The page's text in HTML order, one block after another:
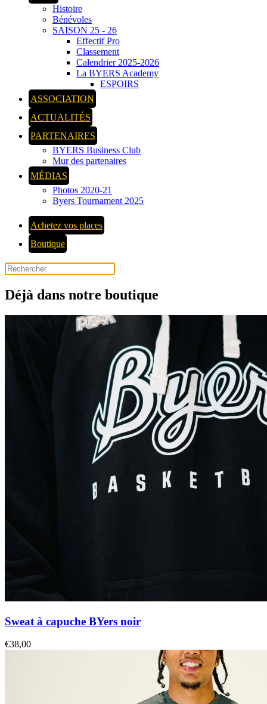
Histoire
Bénévoles
SAISON 25 - 26
Effectif Pro
Classement
Calendrier 2025-2026
La BYERS Academy
ESPOIRS
ASSOCIATION
ACTUALITÉS
PARTENAIRES
BYERS Business Club
Mur des partenaires
MÉDIAS
Photos 2020-21
Byers Tournament 2025
Achetez vos places
Boutique
Déjà dans notre boutique
Sweat à capuche BYers noir
€38,00